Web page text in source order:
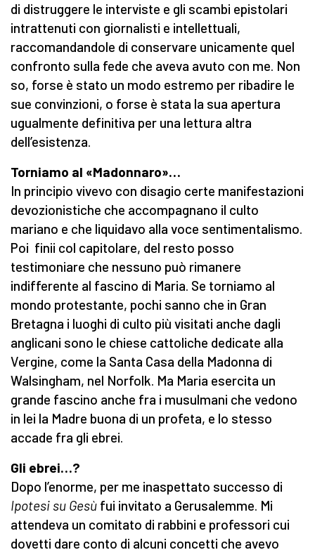
di distruggere le interviste e gli scambi epistolari
intrattenuti con giornalisti e intellettuali,
raccomandandole di conservare unicamente quel
confronto sulla fede che aveva avuto con me. Non
so, forse è stato un modo estremo per ribadire le
sue convinzioni, o forse è stata la sua apertura
ugualmente definitiva per una lettura altra
dell’esistenza.
Torniamo al «Madonnaro»…
In principio vivevo con disagio certe manifestazioni
devozionistiche che accompagnano il culto
mariano e che liquidavo alla voce sentimentalismo.
Poi finii col capitolare, del resto posso
testimoniare che nessuno può rimanere
indifferente al fascino di Maria. Se torniamo al
mondo protestante, pochi sanno che in Gran
Bretagna i luoghi di culto più visitati anche dagli
anglicani sono le chiese cattoliche dedicate alla
Vergine, come la Santa Casa della Madonna di
Walsingham, nel Norfolk. Ma Maria esercita un
grande fascino anche fra i musulmani che vedono
in lei la Madre buona di un profeta, e lo stesso
accade fra gli ebrei.
Gli ebrei…?
Dopo l’enorme, per me inaspettato successo di
Ipotesi su Gesù fui invitato a Gerusalemme. Mi
attendeva un comitato di rabbini e professori cui
dovetti dare conto di alcuni concetti che avevo